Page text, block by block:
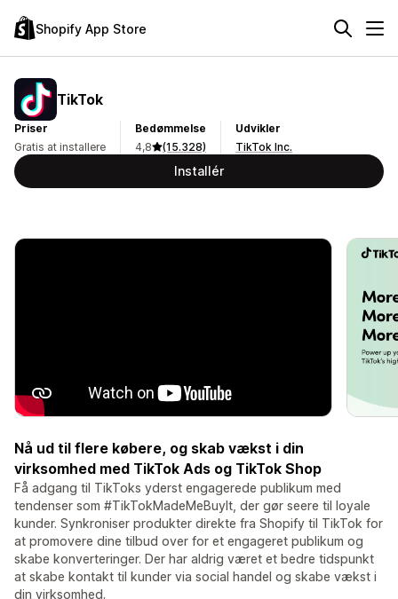
Shopify App Store
TikTok
Priser
Gratis at installere
Bedømmelse
4,8
(15.328)
Udvikler
TikTok Inc.
Installér
Nå ud til flere købere, og skab vækst i din
virksomhed med TikTok Ads og TikTok Shop
Få adgang til TikToks yderst engagerede publikum med
tendenser som #TikTokMadeMeBuyIt, der gør seere til loyale
kunder. Synkroniser produkter direkte fra Shopify til TikTok for
at promovere dine tilbud over for et engageret publikum og
skabe konverteringer. Der har aldrig været et bedre tidspunkt
at skabe kontakt til kunder via social handel og skabe vækst i
din virksomhed.